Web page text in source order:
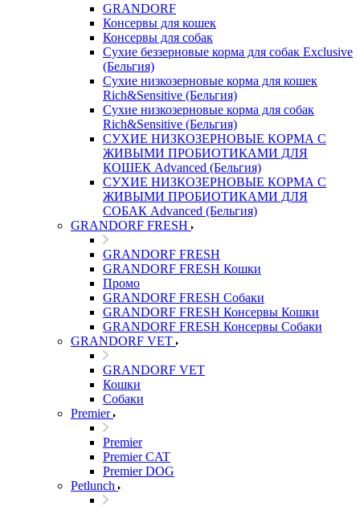
GRANDORF
Консервы для кошек
Консервы для собак
Сухие беззерновые корма для собак Exclusive
(Бельгия)
Сухие низкозерновые корма для кошек
Rich&Sensitive (Бельгия)
Сухие низкозерновые корма для собак
Rich&Sensitive (Бельгия)
СУХИЕ НИЗКОЗЕРНОВЫЕ КОРМА С
ЖИВЫМИ ПРОБИОТИКАМИ ДЛЯ
КОШЕК Advanced (Бельгия)
СУХИЕ НИЗКОЗЕРНОВЫЕ КОРМА С
ЖИВЫМИ ПРОБИОТИКАМИ ДЛЯ
СОБАК Advanced (Бельгия)
GRANDORF FRESH
GRANDORF FRESH
GRANDORF FRESH Кошки
Промо
GRANDORF FRESH Собаки
GRANDORF FRESH Консервы Кошки
GRANDORF FRESH Консервы Собаки
GRANDORF VET
GRANDORF VET
Кошки
Собаки
Premier
Premier
Premier CAT
Premier DOG
Petlunch